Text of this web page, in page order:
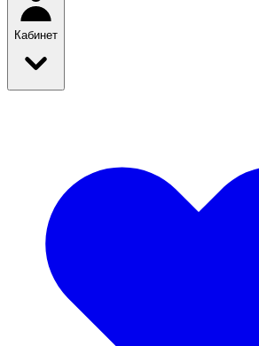
Кабинет